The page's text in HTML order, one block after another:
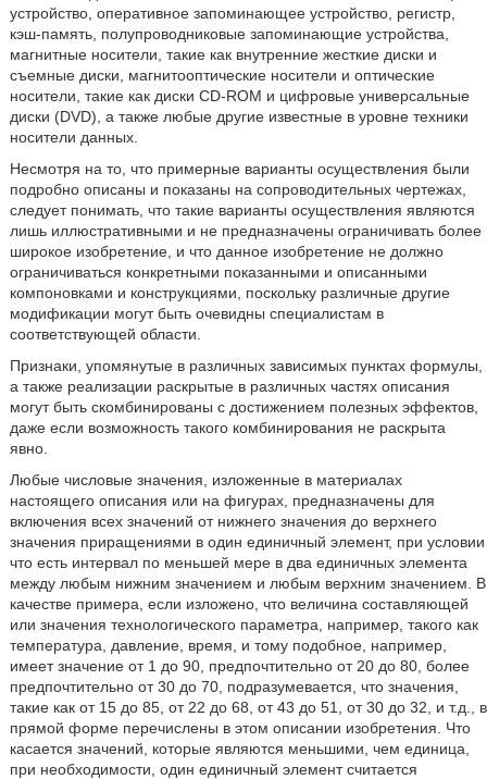
устройство, оперативное запоминающее устройство, регистр,
кэш-память, полупроводниковые запоминающие устройства,
магнитные носители, такие как внутренние жесткие диски и
съемные диски, магнитооптические носители и оптические
носители, такие как диски CD-ROM и цифровые универсальные
диски (DVD), а также любые другие известные в уровне техники
носители данных.
Несмотря на то, что примерные варианты осуществления были
подробно описаны и показаны на сопроводительных чертежах,
следует понимать, что такие варианты осуществления являются
лишь иллюстративными и не предназначены ограничивать более
широкое изобретение, и что данное изобретение не должно
ограничиваться конкретными показанными и описанными
компоновками и конструкциями, поскольку различные другие
модификации могут быть очевидны специалистам в
соответствующей области.
Признаки, упомянутые в различных зависимых пунктах формулы,
а также реализации раскрытые в различных частях описания
могут быть скомбинированы с достижением полезных эффектов,
даже если возможность такого комбинирования не раскрыта
явно.
Любые числовые значения, изложенные в материалах
настоящего описания или на фигурах, предназначены для
включения всех значений от нижнего значения до верхнего
значения приращениями в один единичный элемент, при условии
что есть интервал по меньшей мере в два единичных элемента
между любым нижним значением и любым верхним значением. В
качестве примера, если изложено, что величина составляющей
или значения технологического параметра, например, такого как
температура, давление, время, и тому подобное, например,
имеет значение от 1 до 90, предпочтительно от 20 до 80, более
предпочтительно от 30 до 70, подразумевается, что значения,
такие как от 15 до 85, от 22 до 68, от 43 до 51, от 30 до 32, и т.д., в
прямой форме перечислены в этом описании изобретения. Что
касается значений, которые являются меньшими, чем единица,
при необходимости, один единичный элемент считается